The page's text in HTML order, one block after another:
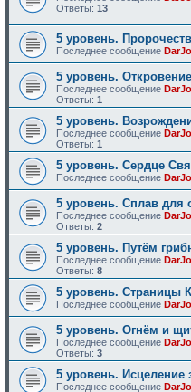
Ответы: 13
5 уровень.
Последнее сообщение
5 уровень.
Последнее сообщение
Ответы: 1
5 уровень.
Последнее сообщение
Ответы: 1
5 уровень. Сердце
Последнее сообщение
5 уровень. Сплав для
Последнее сообщение
Ответы: 2
5 уровень. Путём
Последнее сообщение
Ответы: 8
5 уровень. Страницы
Последнее сообщение
5 уровень. Огнём и
Последнее сообщение
Ответы: 3
5 уровень. Исцеление
Последнее сообщение